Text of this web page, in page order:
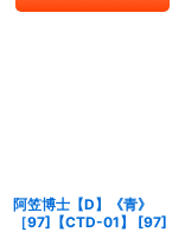
阿笠博士【D】《青》
［97]【CTD-01】
[97]